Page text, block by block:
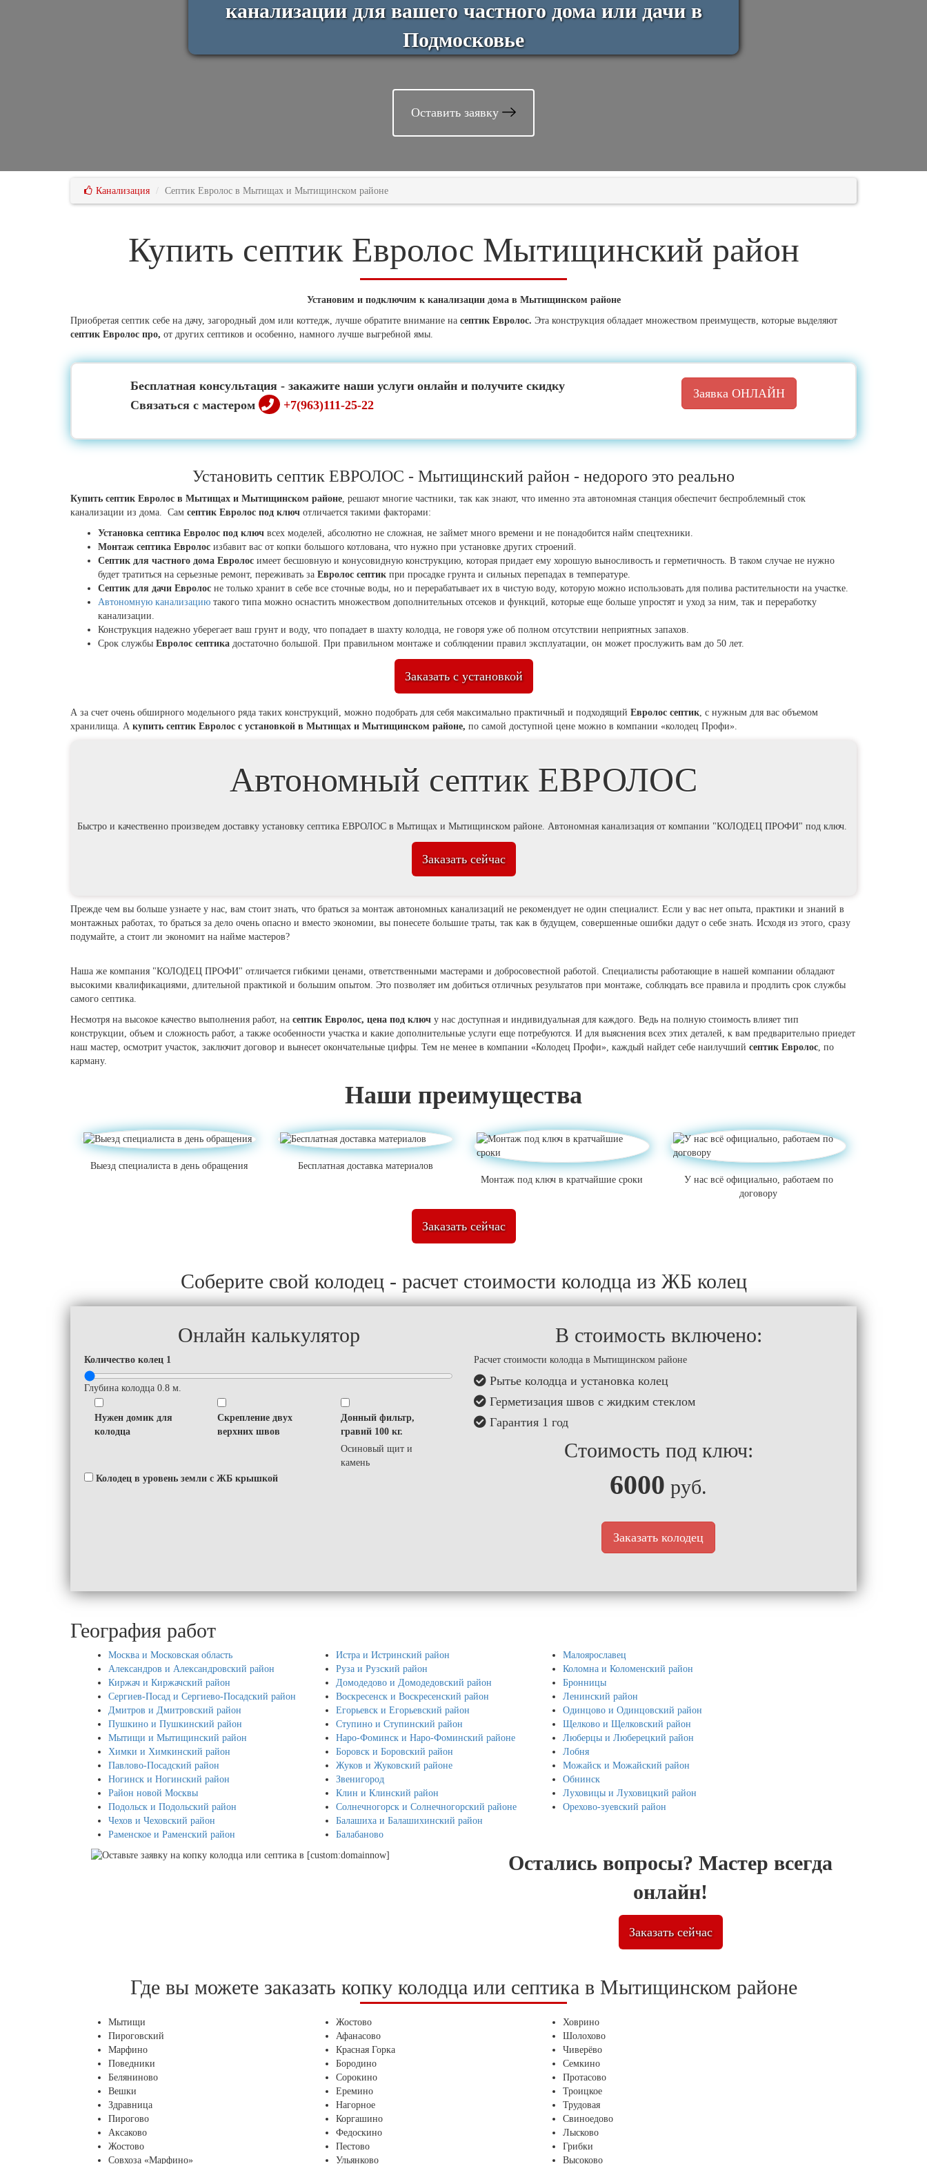
канализации для вашего частного дома или дачи в
Подмосковье
Оставить заявку
Канализация Септик Евролос в Мытищах и Мытищинском районе
Купить септик Евролос Мытищинский район
Установим и подключим к канализации дома в Мытищинском районе
Приобретая септик себе на дачу, загородный дом или коттедж, лучше обратите внимание на септик Евролос. Эта конструкция обладает множеством преимуществ, которые выделяют
септик Евролос про, от других септиков и особенно, намного лучше выгребной ямы.
Бесплатная консультация - закажите наши услуги онлайн и получите скидку
Связаться с мастером
+7(963)111-25-22
Заявка ОНЛАЙН
Установить септик ЕВРОЛОС - Мытищинский район - недорого это реально
Купить септик Евролос в Мытищах и Мытищинском районе, решают многие частники, так как знают, что именно эта автономная станция обеспечит беспроблемный сток
канализации из дома. Сам септик Евролос под ключ отличается такими факторами:
Установка септика Евролос под ключ всех моделей, абсолютно не сложная, не займет много времени и не понадобится найм спецтехники.
Монтаж септика Евролос избавит вас от копки большого котлована, что нужно при установке других строений.
Септик для частного дома Евролос имеет бесшовную и конусовидную конструкцию, которая придает ему хорошую выносливость и герметичность. В таком случае не нужно
будет тратиться на серьезные ремонт, переживать за Евролос септик при просадке грунта и сильных перепадах в температуре.
Септик для дачи Евролос не только хранит в себе все сточные воды, но и перерабатывает их в чистую воду, которую можно использовать для полива растительности на участке.
Автономную канализацию такого типа можно оснастить множеством дополнительных отсеков и функций, которые еще больше упростят и уход за ним, так и переработку
канализации.
Конструкция надежно уберегает ваш грунт и воду, что попадает в шахту колодца, не говоря уже об полном отсутствии неприятных запахов.
Срок службы Евролос септика достаточно большой. При правильном монтаже и соблюдении правил эксплуатации, он может прослужить вам до 50 лет.
Заказать с установкой
А за счет очень обширного модельного ряда таких конструкций, можно подобрать для себя максимально практичный и подходящий Евролос септик, с нужным для вас объемом
хранилища. А купить септик Евролос с установкой в Мытищах и Мытищинском районе, по самой доступной цене можно в компании «колодец Профи».
Автономный септик ЕВРОЛОС
Быстро и качественно произведем доставку установку септика ЕВРОЛОС в Мытищах и Мытищинском районе. Автономная канализация от компании "КОЛОДЕЦ ПРОФИ" под ключ.
Заказать сейчас
Прежде чем вы больше узнаете у нас, вам стоит знать, что браться за монтаж автономных канализаций не рекомендует не один специалист. Если у вас нет опыта, практики и знаний в
монтажных работах, то браться за дело очень опасно и вместо экономии, вы понесете большие траты, так как в будущем, совершенные ошибки дадут о себе знать. Исходя из этого, сразу
подумайте, а стоит ли экономит на найме мастеров?
Наша же компания "КОЛОДЕЦ ПРОФИ" отличается гибкими ценами, ответственными мастерами и добросовестной работой. Специалисты работающие в нашей компании обладают
высокими квалификациями, длительной практикой и большим опытом. Это позволяет им добиться отличных результатов при монтаже, соблюдать все правила и продлить срок службы
самого септика.
Несмотря на высокое качество выполнения работ, на септик Евролос, цена под ключ у нас доступная и индивидуальная для каждого. Ведь на полную стоимость влияет тип
конструкции, объем и сложность работ, а также особенности участка и какие дополнительные услуги еще потребуются. И для выяснения всех этих деталей, к вам предварительно приедет
наш мастер, осмотрит участок, заключит договор и вынесет окончательные цифры. Тем не менее в компании «Колодец Профи», каждый найдет себе наилучший септик Евролос, по
карману.
Наши преимущества
Выезд специалиста в день обращения
Бесплатная доставка материалов
Монтаж под ключ в кратчайшие сроки
У нас всё официально, работаем по
договору
Заказать сейчас
Соберите свой колодец - расчет стоимости колодца из ЖБ колец
Онлайн калькулятор
Количество колец 1
Глубина колодца 0.8 м.
Нужен домик для
колодца
Скрепление двух
верхних швов
Донный фильтр,
гравий 100 кг.
Осиновый щит и
камень
Колодец в уровень земли с ЖБ крышкой
В стоимость включено:
Расчет стоимости колодца в Мытищинском районе
Рытье колодца и установка колец
Герметизация швов с жидким стеклом
Гарантия 1 год
Стоимость под ключ:
6000 руб.
Заказать колодец
География работ
Москва и Московская область
Александров и Александровский район
Киржач и Киржачский район
Сергиев-Посад и Сергиево-Посадский район
Дмитров и Дмитровский район
Пушкино и Пушкинский район
Мытищи и Мытищинский район
Химки и Химкинский район
Павлово-Посадский район
Ногинск и Ногинский район
Район новой Москвы
Подольск и Подольский район
Чехов и Чеховский район
Раменское и Раменский район
Истра и Истринский район
Руза и Рузский район
Домодедово и Домодедовский район
Воскресенск и Воскресенский район
Егорьевск и Егорьевский район
Ступино и Ступинский район
Наро-Фоминск и Наро-Фоминский районе
Боровск и Боровский район
Жуков и Жуковский районе
Звенигород
Клин и Клинский район
Солнечногорск и Солнечногорский районе
Балашиха и Балашихинский район
Балабаново
Малоярославец
Коломна и Коломенский район
Бронницы
Ленинский район
Одинцово и Одинцовский район
Щелково и Щелковский район
Люберцы и Люберецкий район
Лобня
Можайск и Можайский район
Обнинск
Луховицы и Луховицкий район
Орехово-зуевский район
Остались вопросы? Мастер всегда
онлайн!
Заказать сейчас
Где вы можете заказать копку колодца или септика в Мытищинском районе
Мытищи
Пироговский
Марфино
Поведники
Беляниново
Вешки
Здравница
Пирогово
Аксаково
Жостово
Совхоза «Марфино»
Жостово
Афанасово
Красная Горка
Бородино
Сорокино
Еремино
Нагорное
Коргашино
Федоскино
Пестово
Ульянково
Ховрино
Шолохово
Чиверёво
Семкино
Протасово
Троицкое
Трудовая
Свиноедово
Лысково
Грибки
Высоково